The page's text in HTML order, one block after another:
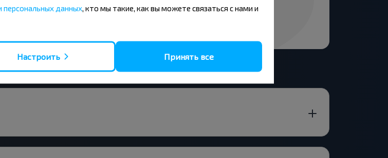
персональных данных , кто мы такие, как вы можете связаться с нами и
Настроить Принять все